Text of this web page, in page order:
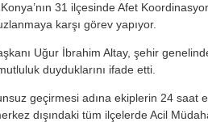
31 ilçesinde Afet
karşı görev yapıyor.
Uğur İbrahim Altay, şehir
duyduklarını ifade etti.
geçirmesi adına ekiplerin 24
dışındaki tüm ilçelerde Acil